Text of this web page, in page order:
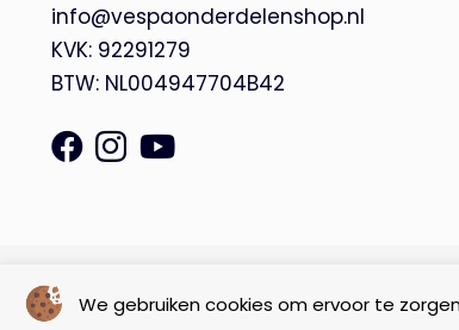
We gebruiken cookies om ervoor te
info@vespaonderdelenshop.nl
KVK: 92291279
BTW: NL004947704B42
© Copyright 2026 – De Vespa Garage |